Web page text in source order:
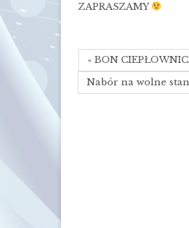
ZAPRASZAMY
« BON
Nabór na wolne